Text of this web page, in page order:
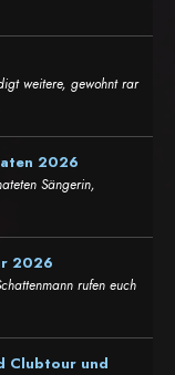
weitere, gewohnt rar
2026
Sängerin,
2026
rufen euch
Clubtour und